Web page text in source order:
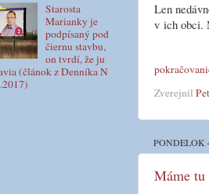
Len
v ich obci.
Zverejnil
PONDELOK
Máme tu
Starosta
Marianky je
podpísaný pod
čiernu stavbu,
on tvrdí, že ju
(článok z Denníka N